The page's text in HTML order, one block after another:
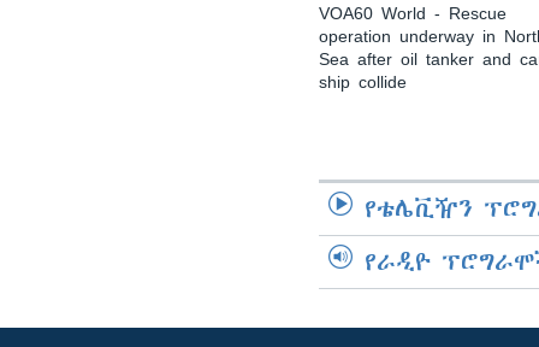
VOA60 World - Rescue
operation underway in
Sea after oil tanker and
ship collide
የቴሌቪዥን
የራዲዮ